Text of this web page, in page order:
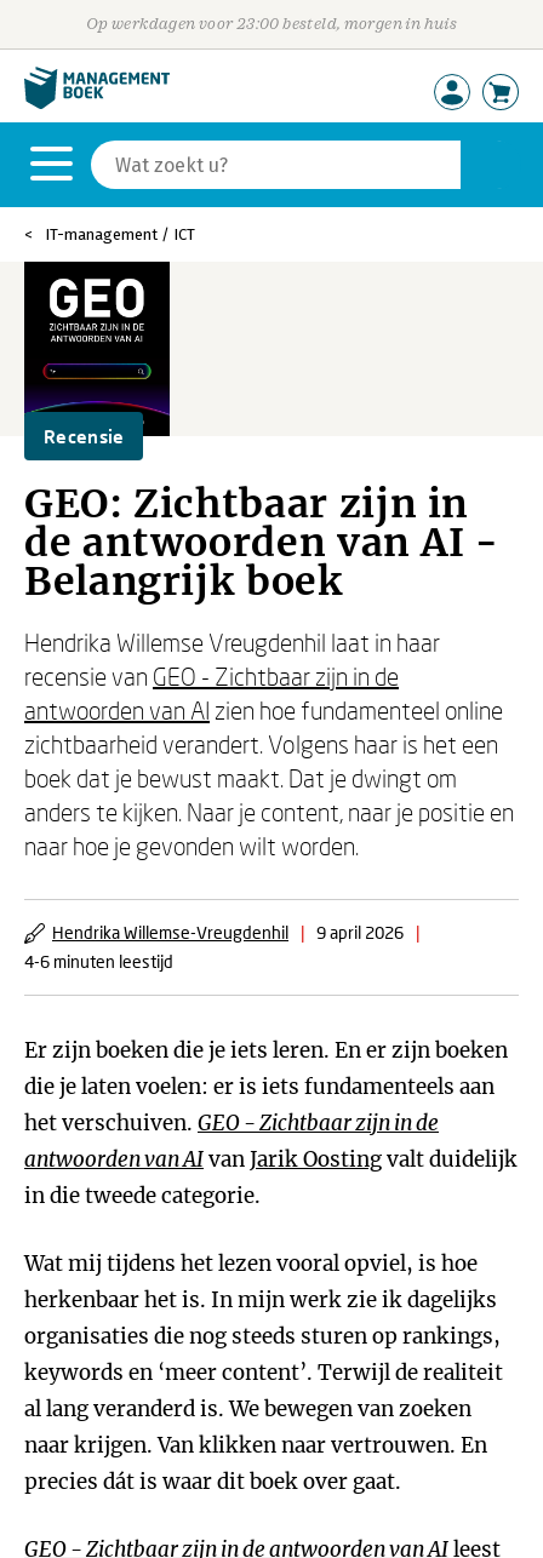
Op werkdagen voor 23:00 besteld, morgen in huis
IT-management / ICT
Recensie
GEO: Zichtbaar zijn in
de antwoorden van AI -
Belangrijk boek
Hendrika Willemse Vreugdenhil laat in haar
recensie van GEO - Zichtbaar zijn in de
antwoorden van AI zien hoe fundamenteel online
zichtbaarheid verandert. Volgens haar is het een
boek dat je bewust maakt. Dat je dwingt om
anders te kijken. Naar je content, naar je positie en
naar hoe je gevonden wilt worden.
Hendrika Willemse-Vreugdenhil | 9 april 2026
|
4-6 minuten leestijd
Er zijn boeken die je iets leren. En er zijn boeken
die je laten voelen: er is iets fundamenteels aan
het verschuiven. GEO - Zichtbaar zijn in de
antwoorden van AIvanJarik Oostingvalt duidelijk
in die tweede categorie.
Wat mij tijdens het lezen vooral opviel, is hoe
herkenbaar het is. In mijn werk zie ik dagelijks
organisaties die nog steeds sturen op rankings,
keywords en ‘meer content’. Terwijl de realiteit
al lang veranderd is. We bewegen van zoeken
naar krijgen. Van klikken naar vertrouwen. En
precies dát is waar dit boek over gaat.
GEO - Zichtbaar zijn in de antwoorden van AIleest